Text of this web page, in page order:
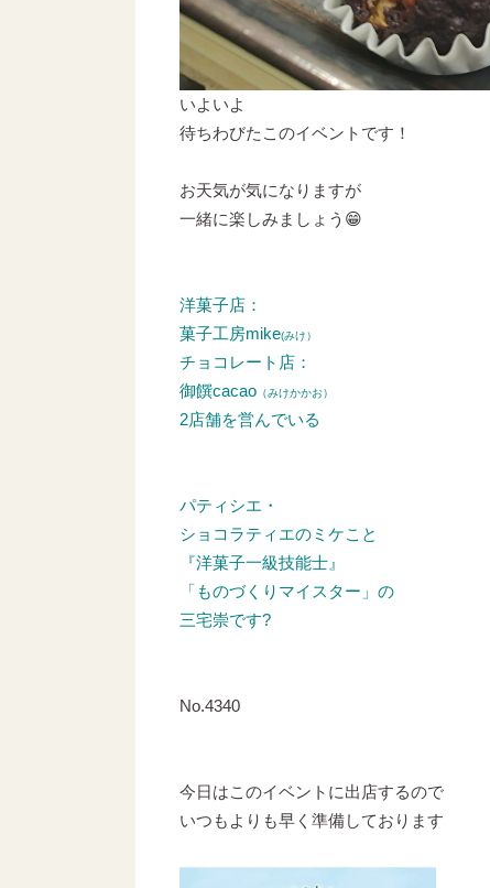
いよいよ
待ちわびたこのイベントです！
お天気が気になりますが
一緒に楽しみましょう😁
洋菓子店：
菓子工房mike(みけ）
チョコレート店：
御饌cacao （みけかかお）
2店舗を営んでいる
パティシエ・
ショコラティエのミケこと
『洋菓子一級技能士』
「ものづくりマイスター」の
三宅崇です?
No.4340
今日はこのイベントに出店するので
いつもよりも早く準備しております